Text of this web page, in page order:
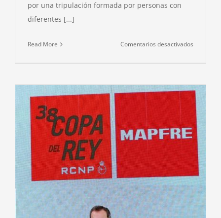
por una tripulación formada por personas con
diferentes [...]
Read More Comentarios desactivados
INVITADA
POR
PEDRO
CAMPOS
A
CONOCER
EL
CENTRO
DE
VELA